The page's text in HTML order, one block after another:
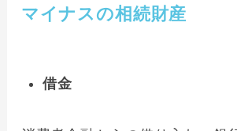
マイナスの相続財産
借金